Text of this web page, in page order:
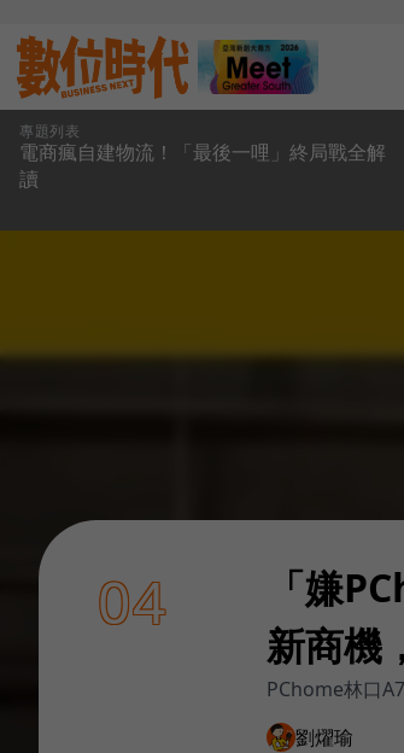
專題列表
電商瘋自建物流！「最後一哩」終局戰全解
讀
【圖解】電商決戰
【圖解】
物流！
04
「嫌
新商機
PChome林口
劉燿瑜